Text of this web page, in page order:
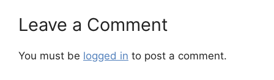
Leave a Comment
You must be logged in to post a comment.